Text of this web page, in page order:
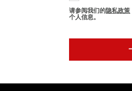
请参阅我们的隐私政策
个人信息。